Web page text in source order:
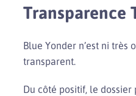
Transparence
Blue Yonder n’est ni
transparent.
Du côté positif, le